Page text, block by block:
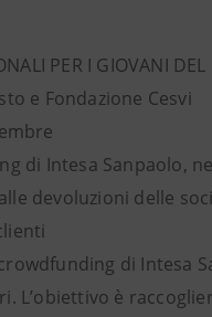
PER I GIOVANI DEL
e Fondazione Cesvi
di Intesa Sanpaolo,
devoluzioni delle
di Intesa
L’obiettivo è